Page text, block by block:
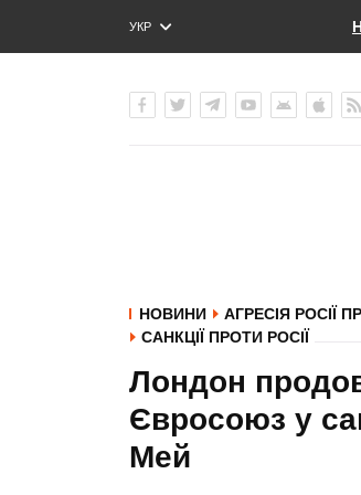
УКР
ENG
НОВИНИ АГРЕСІЯ РОСІЇ
САНКЦІЇ ПРОТИ РОСІЇ
Лондон
Євросоюз у
Мей